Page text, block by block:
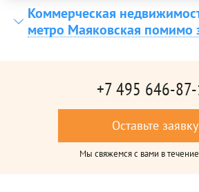
Коммерческая
метро Маяковская помимо
+7 495 646-
Оставьте заявку
Мы свяжемся с вами в